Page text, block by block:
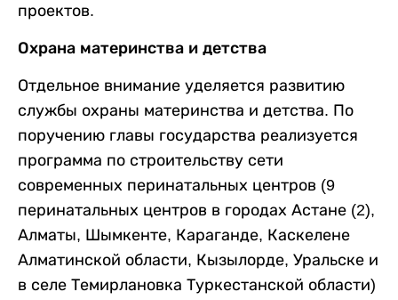
проектов.
Охрана материнства и детства
Отдельное внимание уделяется развитию
службы охраны материнства и детства. По
поручению главы государства реализуется
программа по строительству сети
современных перинатальных центров (9
перинатальных центров в городах Астане (2),
Алматы, Шымкенте, Караганде, Каскелене
Алматинской области, Кызылорде, Уральске и
в селе Темирлановка Туркестанской области)